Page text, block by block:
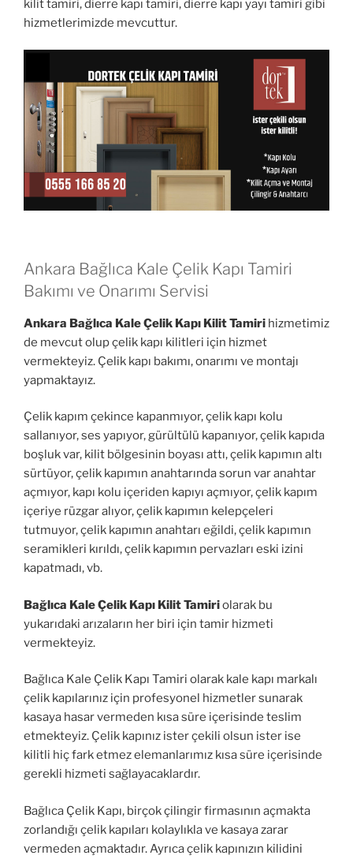
kilit tamiri, dierre kapı tamiri, dierre kapı yayı tamiri gibi
hizmetlerimizde mevcuttur.
Ankara Bağlıca Kale Çelik Kapı Tamiri
Bakımı ve Onarımı Servisi
Ankara Bağlıca Kale Çelik Kapı Kilit Tamiri hizmetimiz
de mevcut olup çelik kapı kilitleri için hizmet
vermekteyiz. Çelik kapı bakımı, onarımı ve montajı
yapmaktayız.
Çelik kapım çekince kapanmıyor, çelik kapı kolu
sallanıyor, ses yapıyor, gürültülü kapanıyor, çelik kapıda
boşluk var, kilit bölgesinin boyası attı, çelik kapımın altı
sürtüyor, çelik kapımın anahtarında sorun var anahtar
açmıyor, kapı kolu içeriden kapıyı açmıyor, çelik kapım
içeriye rüzgar alıyor, çelik kapımın kelepçeleri
tutmuyor, çelik kapımın anahtarı eğildi, çelik kapımın
seramikleri kırıldı, çelik kapımın pervazları eski izini
kapatmadı, vb.
Bağlıca Kale Çelik Kapı Kilit Tamiriolarak bu
yukarıdaki arızaların her biri için tamir hizmeti
vermekteyiz.
Bağlıca Kale Çelik Kapı Tamiri olarak kale kapı markalı
çelik kapılarınız için profesyonel hizmetler sunarak
kasaya hasar vermeden kısa süre içerisinde teslim
etmekteyiz. Çelik kapınız ister çekili olsun ister ise
kilitli hiç fark etmez elemanlarımız kısa süre içerisinde
gerekli hizmeti sağlayacaklardır.
Bağlıca Çelik Kapı, birçok çilingir firmasının açmakta
zorlandığı çelik kapıları kolaylıkla ve kasaya zarar
vermeden açmaktadır. Ayrıca çelik kapınızın kilidini